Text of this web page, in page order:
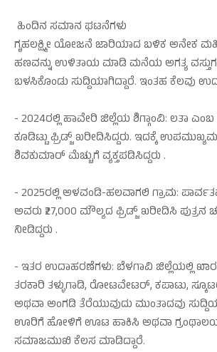
ಹಿಂದಿನ ಸಮಾನ ಘಟನೆಗಳು
ಗೃಹಲಕ್ಷ್ಮೀ ಯೋಜನೆ ಜಾರಿಯಾದ ಬಳಿಕ ಅನೇಕ
ಹಣವನ್ನು ಉಳಿತಾಯ ಮಾಡಿ ಮನೆಯ ಅಗತ್ಯ
ಬಳಸಿಕೊಂಡು ಸುದ್ದಿಯಾಗಿದ್ದಾರೆ. ಇಂತಹ ಕೆಲವು
- 2024ರಲ್ಲಿ ಹಾವೇರಿ ಜಿಲ್ಲೆಯ ಶಿಗ್ಗಾಂವಿ: ಲತಾ
ಕೂಡಿಟ್ಟು ಫ್ರಿಡ್ಜ್ ಖರೀದಿಸಿದ್ದರು. ಇದಕ್ಕೆ
ಶಿವಕುಮಾರ್ ಮೆಚ್ಚುಗೆ ವ್ಯಕ್ತಪಡಿಸಿದ್ದರು .
- 2025ರಲ್ಲಿ ಅಳವಂಡಿ-ಹಲವಾಗಲಿ ಗ್ರಾಮ:
ಅವರು ₹27,000 ಮೌಲ್ಯದ ಫ್ರಿಡ್ಜ್ ಖರೀದಿಸಿ ಪುತ್ರನ
ನೀಡಿದ್ದರು .
- ಇತರ ಉದಾಹರಣೆಗಳು: ಬೆಳಗಾವಿ ಜಿಲ್ಲೆಯಲ್ಲಿ ಖಾರ
ತರಕಾರಿ ತಳ್ಳುಗಾಡಿ, ರೋಟವೇಟರ್, ಕಪಾಟು,
ಅಥವಾ ಅಂಗಡಿ ತೆರೆಯುವುದು ಮುಂತಾದವು
ಊರಿಗೆ ಹೋಳಿಗೆ ಊಟ ಹಾಕಿಸಿ ಅಥವಾ
ಸಮಾಜಮುಖಿ ಕೆಲಸ ಮಾಡಿದ್ದಾರೆ.